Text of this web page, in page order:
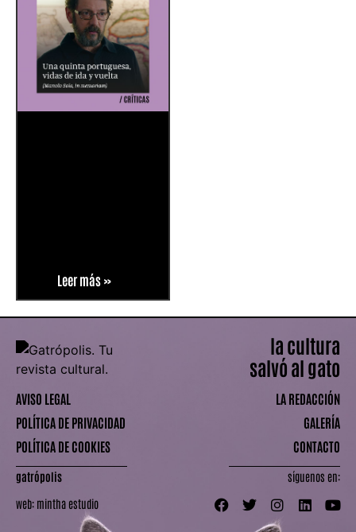
Leer más »
AVISO LEGAL
POLÍTICA DE PRIVACIDAD
POLÍTICA DE COOKIES
gatrópolis
web: mintha estudio
la cultura
salvó al gato
LA REDACCIÓN
GALERÍA
CONTACTO
síguenos en: